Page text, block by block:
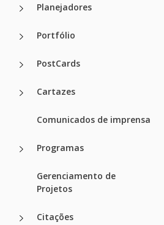
Planejadores
Portfólio
PostCards
Cartazes
Comunicados de imprensa
Programas
Gerenciamento de
Projetos
Citações